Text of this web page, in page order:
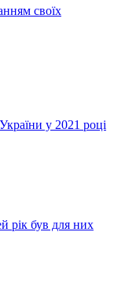
своїх
у 2021 році
рік був для них